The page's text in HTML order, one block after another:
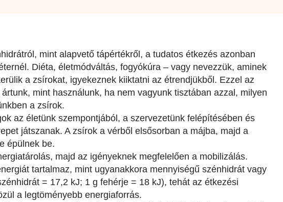
mint alapvető tápértékről, a tudatos étkezés azonban
Diéta, életmódváltás, fogyókúra – vagy nevezzük, aminek
a zsírokat, igyekeznek kiiktatni az étrendjükből. Ezzel az
mint használunk, ha nem vagyunk tisztában azzal, milyen
a zsírok.
az életünk szempontjából, a szervezetünk felépítésében és
játszanak. A zsírok a vérből elsősorban a májba, majd a
épülnek be.
majd az igényeknek megfelelően a mobilizálás.
tartalmaz, mint ugyanakkora mennyiségű szénhidrát vagy
= 17,2 kJ; 1 g fehérje = 18 kJ), tehát az étkezési
a legtöményebb energiaforrás.